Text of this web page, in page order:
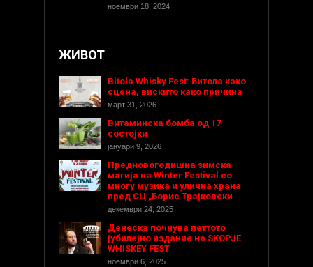
ноември 18, 2024
ЖИВОТ
Bitola Whisky Fest: Битола како
сцена, вискито како причина
март 31, 2026
Витаминска бомба од 17
состојки
јануари 9, 2026
Предновогодишнa зимска
магија на Winter Festival со
многу музика и улична храна
пред СЦ „Борис Трајковски
декември 24, 2025
Денеска почнува петтото
јубилејно издание на SKOPJE
WHISKEY FEST
ноември 6, 2025